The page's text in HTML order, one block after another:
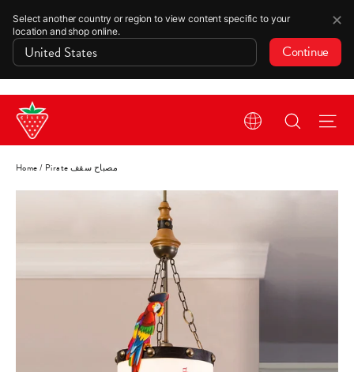
Skip
content
Select another country or region to view content specific to your
location and shop online.
Continue
✕
Search
Home/ Pirate مصباح سقف